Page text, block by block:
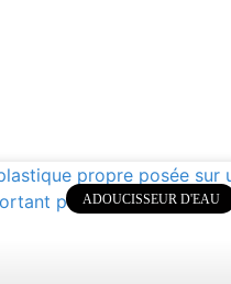
ADOUCISSEUR D'EAU